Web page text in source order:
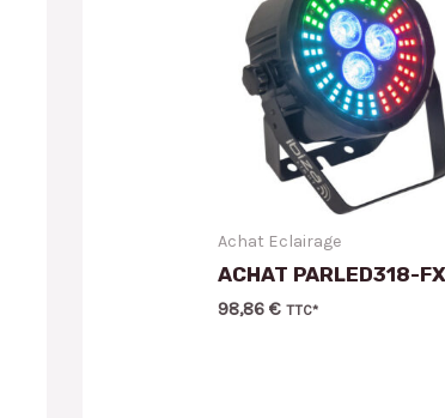
Achat Eclairage
ACHAT PARLED318-
98,86€ TTC*